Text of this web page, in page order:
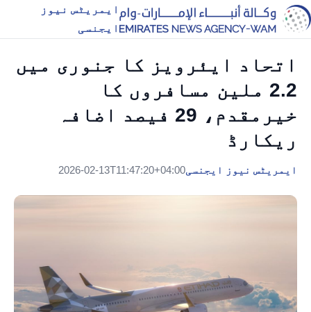
ایمریٹس نیوز
ایجنسی
اتحاد ایئرویز کا جنوری میں
2.2 ملین مسافروں کا
خیرمقدم، 29 فیصد اضافہ
ریکارڈ
ایمریٹس نیوز ایجنسی2026-02-13T11:47:20+04:00